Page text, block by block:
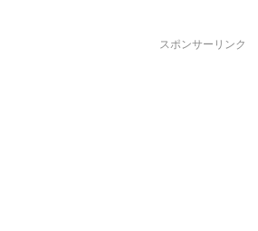
スポンサーリンク